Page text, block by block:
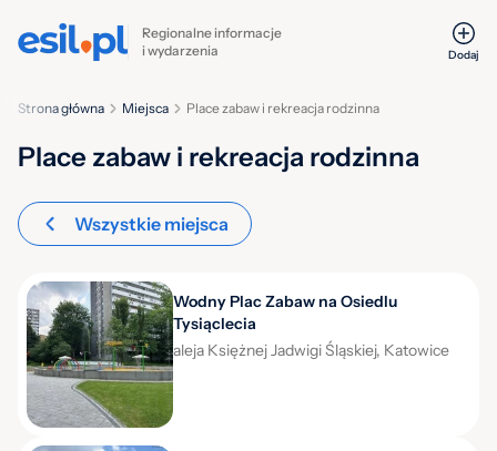
Regionalne informacje
i wydarzenia
Dodaj
Place zabaw i rekreacja rodzinna
Miejsca
Strona główna
Place zabaw i rekreacja rodzinna
Wszystkie miejsca
Wodny Plac Zabaw na Osiedlu
Tysiąclecia
aleja Księżnej Jadwigi Śląskiej, Katowice